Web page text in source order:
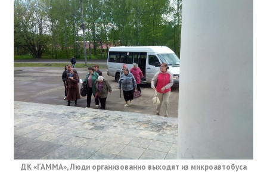
ДК «ГАММА», Люди организованно выходят из микроавтобуса